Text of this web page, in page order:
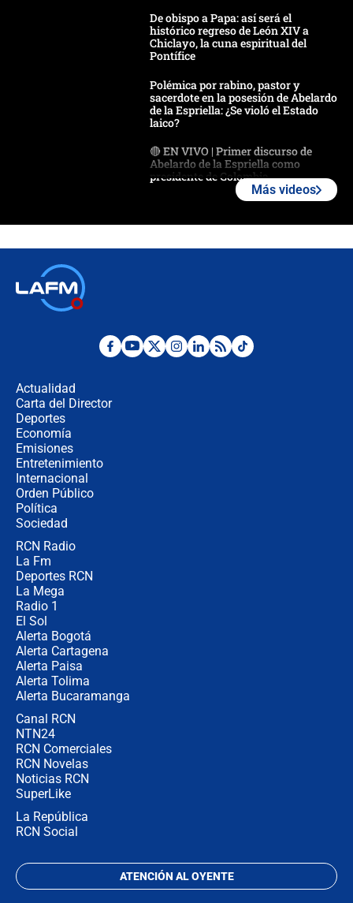
De obispo a Papa: así será el
histórico regreso de León XIV a
Chiclayo, la cuna espiritual del
Pontífice
Polémica por rabino, pastor y
sacerdote en la posesión de Abelardo
de la Espriella: ¿Se violó el Estado
laico?
🔴 EN VIVO | Primer discurso de
Abelardo de la Espriella como
presidente de Colombia
Desde dermatitis hasta infecciones:
Más videos
Actualidad
Carta del Director
Deportes
Economía
Emisiones
Entretenimiento
Internacional
Orden Público
Política
Sociedad
RCN Radio
La Fm
Deportes RCN
La Mega
Radio 1
El Sol
Alerta Bogotá
Alerta Cartagena
Alerta Paisa
Alerta Tolima
Alerta Bucaramanga
Canal RCN
NTN24
RCN Comerciales
RCN Novelas
Noticias RCN
SuperLike
La República
RCN Social
ATENCIÓN AL OYENTE